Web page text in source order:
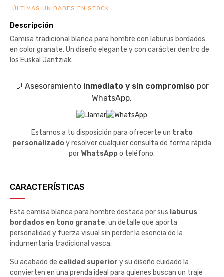
ÚLTIMAS UNIDADES EN STOCK
Descripción
Camisa tradicional blanca para hombre con laburus bordados
en color granate. Un diseño elegante y con carácter dentro de
los Euskal Jantziak.
💬 Asesoramiento inmediato y sin compromiso por
WhatsApp.
Estamos a tu disposición para ofrecerte un trato
personalizadoy resolver cualquier consulta de forma rápida
por WhatsAppo teléfono.
CARACTERÍSTICAS
Esta camisa blanca para hombre destaca por sus laburus
bordados en tono granate, un detalle que aporta
personalidad y fuerza visual sin perder la esencia de la
indumentaria tradicional vasca.
Su acabado de calidad superior y su diseño cuidado la
convierten en una prenda ideal para quienes buscan un traje